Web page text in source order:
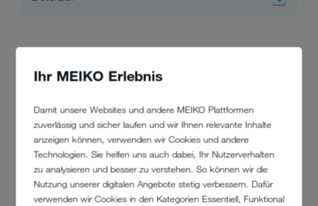
Ihr MEIKO Erlebnis
Damit unsere Websites und andere MEIKO Plattformen
zuverlässig und sicher laufen und wir Ihnen relevante Inhalte
anzeigen können, verwenden wir Cookies und andere
Technologien. Sie helfen uns auch dabei, Ihr Nutzerverhalten
zu analysieren und besser zu verstehen. So können wir die
Nutzung unserer digitalen Angebote stetig verbessern. Dafür
verwenden wir Cookies in den Kategorien Essentiell, Funktional
MEIKO Hygiene Loop
Infografik
PDF, 164 KB